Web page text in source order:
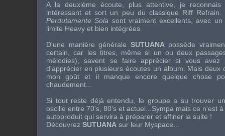
A la deuxième écoute, plus attentive, je
intéressant et sort un peu du classique Riff
Perdutamente Sola sont vraiment excellents, avec
limite Heavy et bien intégrées.
D'une manière générale SUTUANA possède
certain, car les titres, même si un ou deux
mélodies), savent se faire apprécier si vous
d'apprécier en plusieurs écoutes un album. Mais deux
mon goût et il manque encore quelque chose
chaudement...
Si tout reste déjà entendu, le groupe a su trouver
oscille entre 70's, 80's et actuel...Sympa mais ce n'est
autoproduit qui servira à préparer et affiner la suite !
Découvrez SUTUANA sur leur Myspace...